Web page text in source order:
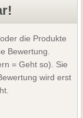
die Produkte
Bewertung.
= Geht so). Sie
wird erst